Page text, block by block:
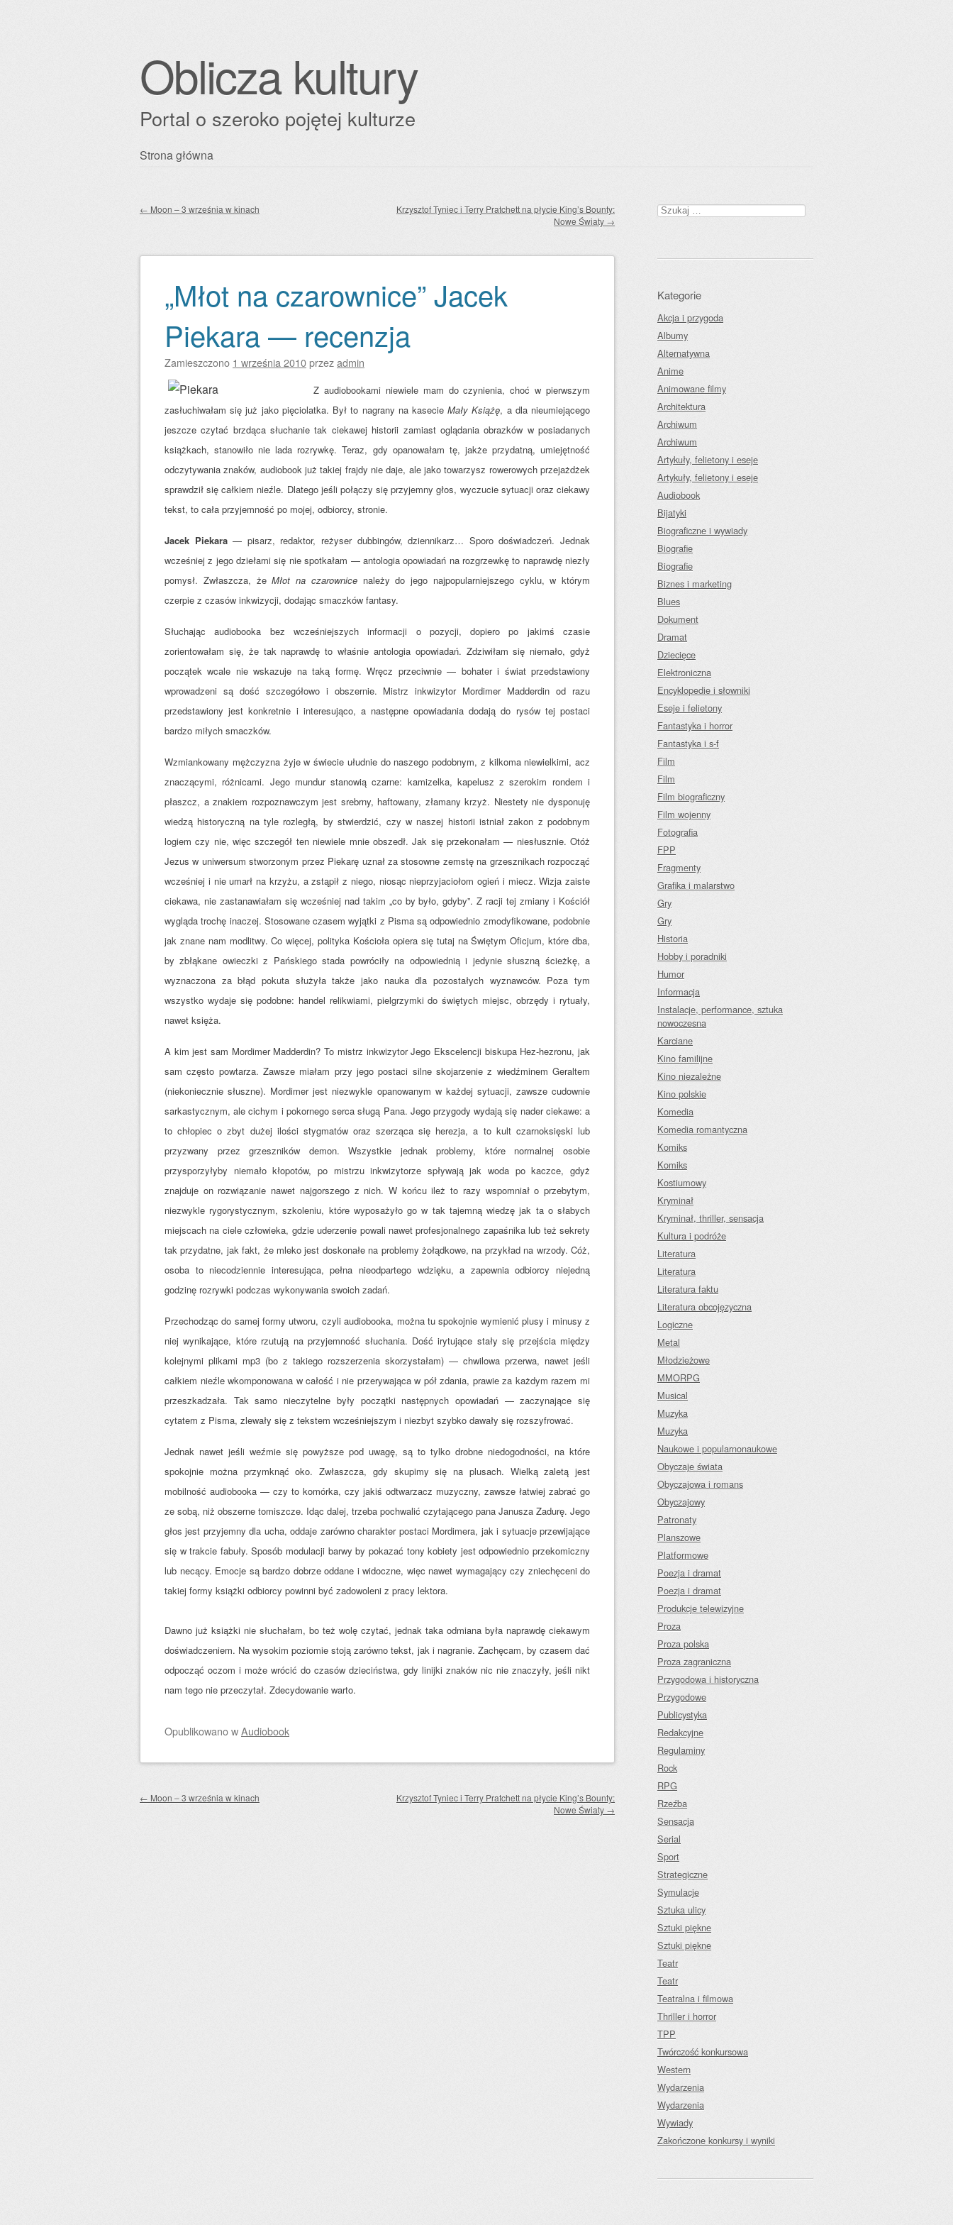
Oblicza kultury
Portal o szeroko pojętej kulturze
Przejdź
Strona główna
← Moon – 3 września w kinach
Krzysztof Tyniec i Terry Pratchett na płycie King’s Bounty:
Nowe Światy →
„Młot na czarownice” Jacek
Piekara — recenzja
Zamieszczono 1 września 2010przezadmin
Z audiobookami niewiele mam do czynienia, choć w pierwszym
zasłuchiwałam się już jako pięciolatka. Był to nagrany na kasecieMały Książę, a dla nieumiejącego
jeszcze czytać brzdąca słuchanie tak ciekawej historii zamiast oglądania obrazków w posiadanych
książkach, stanowiło nie lada rozrywkę. Teraz, gdy opanowałam tę, jakże przydatną, umiejętność
odczytywania znaków, audiobook już takiej frajdy nie daje, ale jako towarzysz rowerowych przejażdżek
sprawdził się całkiem nieźle. Dlatego jeśli połączy się przyjemny głos, wyczucie sytuacji oraz ciekawy
tekst, to cała przyjemność po mojej, odbiorcy, stronie.
Jacek Piekara— pisarz, redaktor, reżyser dubbingów, dziennikarz… Sporo doświadczeń. Jednak
wcześniej z jego dziełami się nie spotkałam — antologia opowiadań na rozgrzewkę to naprawdę niezły
pomysł. Zwłaszcza, żeMłot na czarownicenależy do jego najpopularniejszego cyklu, w którym
czerpie z czasów inkwizycji, dodając smaczków fantasy.
Słuchając audiobooka bez wcześniejszych informacji o pozycji, dopiero po jakimś czasie
zorientowałam się, że tak naprawdę to właśnie antologia opowiadań. Zdziwiłam się niemało, gdyż
początek wcale nie wskazuje na taką formę. Wręcz przeciwnie — bohater i świat przedstawiony
wprowadzeni są dość szczegółowo i obszernie. Mistrz inkwizytor Mordimer Madderdin od razu
przedstawiony jest konkretnie i interesująco, a następne opowiadania dodają do rysów tej postaci
bardzo miłych smaczków.
Wzmiankowany mężczyzna żyje w świecie ułudnie do naszego podobnym, z kilkoma niewielkimi, acz
znaczącymi, różnicami. Jego mundur stanowią czarne: kamizelka, kapelusz z szerokim rondem i
płaszcz, a znakiem rozpoznawczym jest srebrny, haftowany, złamany krzyż. Niestety nie dysponuję
wiedzą historyczną na tyle rozległą, by stwierdzić, czy w naszej historii istniał zakon z podobnym
logiem czy nie, więc szczegół ten niewiele mnie obszedł. Jak się przekonałam — niesłusznie. Otóż
Jezus w uniwersum stworzonym przez Piekarę uznał za stosowne zemstę na grzesznikach rozpocząć
wcześniej i nie umarł na krzyżu, a zstąpił z niego, niosąc nieprzyjaciołom ogień i miecz. Wizja zaiste
ciekawa, nie zastanawiałam się wcześniej nad takim „co by było, gdyby”. Z racji tej zmiany i Kościół
wygląda trochę inaczej. Stosowane czasem wyjątki z Pisma są odpowiednio zmodyfikowane, podobnie
jak znane nam modlitwy. Co więcej, polityka Kościoła opiera się tutaj na Świętym Oficjum, które dba,
by zbłąkane owieczki z Pańskiego stada powróciły na odpowiednią i jedynie słuszną ścieżkę, a
wyznaczona za błąd pokuta służyła także jako nauka dla pozostałych wyznawców. Poza tym
wszystko wydaje się podobne: handel relikwiami, pielgrzymki do świętych miejsc, obrzędy i rytuały,
nawet księża.
A kim jest sam Mordimer Madderdin? To mistrz inkwizytor Jego Ekscelencji biskupa Hez-hezronu, jak
sam często powtarza. Zawsze miałam przy jego postaci silne skojarzenie z wiedźminem Geraltem
(niekoniecznie słuszne). Mordimer jest niezwykle opanowanym w każdej sytuacji, zawsze cudownie
sarkastycznym, ale cichym i pokornego serca sługą Pana. Jego przygody wydają się nader ciekawe: a
to chłopiec o zbyt dużej ilości stygmatów oraz szerząca się herezja, a to kult czarnoksięski lub
przyzwany przez grzeszników demon. Wszystkie jednak problemy, które normalnej osobie
przysporzyłyby niemało kłopotów, po mistrzu inkwizytorze spływają jak woda po kaczce, gdyż
znajduje on rozwiązanie nawet najgorszego z nich. W końcu ileż to razy wspomniał o przebytym,
niezwykle rygorystycznym, szkoleniu, które wyposażyło go w tak tajemną wiedzę jak ta o słabych
miejscach na ciele człowieka, gdzie uderzenie powali nawet profesjonalnego zapaśnika lub też sekrety
tak przydatne, jak fakt, że mleko jest doskonałe na problemy żołądkowe, na przykład na wrzody. Cóż,
osoba to niecodziennie interesująca, pełna nieodpartego wdzięku, a zapewnia odbiorcy niejedną
godzinę rozrywki podczas wykonywania swoich zadań.
Przechodząc do samej formy utworu, czyli audiobooka, można tu spokojnie wymienić plusy i minusy z
niej wynikające, które rzutują na przyjemność słuchania. Dość irytujące stały się przejścia między
kolejnymi plikami mp3 (bo z takiego rozszerzenia skorzystałam) — chwilowa przerwa, nawet jeśli
całkiem nieźle wkomponowana w całość i nie przerywająca w pół zdania, prawie za każdym razem mi
przeszkadzała. Tak samo nieczytelne były początki następnych opowiadań — zaczynające się
cytatem z Pisma, zlewały się z tekstem wcześniejszym i niezbyt szybko dawały się rozszyfrować.
Jednak nawet jeśli weźmie się powyższe pod uwagę, są to tylko drobne niedogodności, na które
spokojnie można przymknąć oko. Zwłaszcza, gdy skupimy się na plusach. Wielką zaletą jest
mobilność audiobooka — czy to komórka, czy jakiś odtwarzacz muzyczny, zawsze łatwiej zabrać go
ze sobą, niż obszerne tomiszcze. Idąc dalej, trzeba pochwalić czytającego pana Janusza Zadurę. Jego
głos jest przyjemny dla ucha, oddaje zarówno charakter postaci Mordimera, jak i sytuacje przewijające
się w trakcie fabuły. Sposób modulacji barwy by pokazać tony kobiety jest odpowiednio przekomiczny
lub necący. Emocje są bardzo dobrze oddane i widoczne, więc nawet wymagający czy zniechęceni do
takiej formy książki odbiorcy powinni być zadowoleni z pracy lektora.
Dawno już książki nie słuchałam, bo też wolę czytać, jednak taka odmiana była naprawdę ciekawym
doświadczeniem. Na wysokim poziomie stoją zarówno tekst, jak i nagranie. Zachęcam, by czasem dać
odpocząć oczom i może wrócić do czasów dzieciństwa, gdy linijki znaków nic nie znaczyły, jeśli nikt
nam tego nie przeczytał. Zdecydowanie warto.
OpublikowanowAudiobook
Zobacz wpisy
← Moon – 3 września w kinach
Krzysztof Tyniec i Terry Pratchett na płycie King’s Bounty:
Nowe Światy →
Szukaj:
Kategorie
Akcja i przygoda
Albumy
Alternatywna
Anime
Animowane filmy
Architektura
Archiwum
Archiwum
Artykuły, felietony i eseje
Artykuły, felietony i eseje
Audiobook
Bijatyki
Biograficzne i wywiady
Biografie
Biografie
Biznes i marketing
Blues
Dokument
Dramat
Dziecięce
Elektroniczna
Encyklopedie i słowniki
Eseje i felietony
Fantastyka i horror
Fantastyka i s-f
Film
Film
Film biograficzny
Film wojenny
Fotografia
FPP
Fragmenty
Grafika i malarstwo
Gry
Gry
Historia
Hobby i poradniki
Humor
Informacja
Instalacje, performance, sztuka
nowoczesna
Karciane
Kino familijne
Kino niezależne
Kino polskie
Komedia
Komedia romantyczna
Komiks
Komiks
Kostiumowy
Kryminał
Kryminał, thriller, sensacja
Kultura i podróże
Literatura
Literatura
Literatura faktu
Literatura obcojęzyczna
Logiczne
Metal
Młodzieżowe
MMORPG
Musical
Muzyka
Muzyka
Naukowe i popularnonaukowe
Obyczaje świata
Obyczajowa i romans
Obyczajowy
Patronaty
Planszowe
Platformowe
Poezja i dramat
Poezja i dramat
Produkcje telewizyjne
Proza
Proza polska
Proza zagraniczna
Przygodowa i historyczna
Przygodowe
Publicystyka
Redakcyjne
Regulaminy
Rock
RPG
Rzeźba
Sensacja
Serial
Sport
Strategiczne
Symulacje
Sztuka ulicy
Sztuki piękne
Sztuki piękne
Teatr
Teatr
Teatralna i filmowa
Thriller i horror
TPP
Twórczość konkursowa
Western
Wydarzenia
Wydarzenia
Wywiady
Zakończone konkursy i wyniki